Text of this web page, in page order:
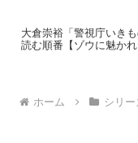
大倉崇裕「警視庁いき
読む順番【ゾウに魅かれ
ホーム シリ